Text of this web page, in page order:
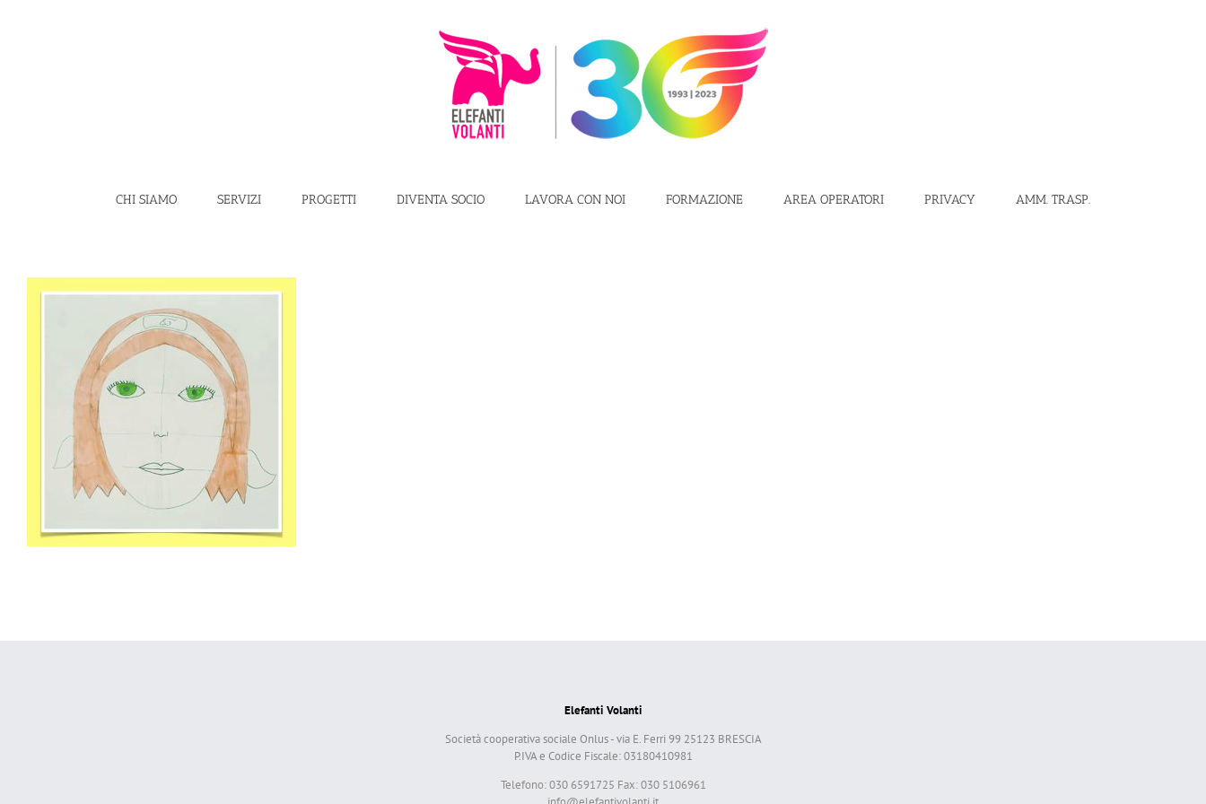
CHI SIAMO SERVIZI PROGETTI DIVENTA SOCIO LAVORA CON NOI FORMAZIONE AREA OPERATORI PRIVACY AMM. TRASP.
Elefanti Volanti
Società cooperativa sociale Onlus - via E. Ferri 99 25123 BRESCIA
P.IVA e Codice Fiscale: 03180410981
Telefono: 030 6591725 Fax: 030 5106961